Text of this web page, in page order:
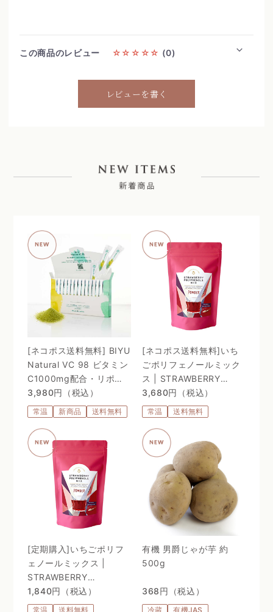
この商品のレビュー ☆☆☆☆☆ (0)
レビューを書く
[ネコポス送料無料] BIYU
Natural VC 98 ビタミン
C1000mg配合・リポゾ
ームＶＣ配合〜 24時間、
体温を感じるビタミン
C。98%植物由来のリポ
ソーム処方 〜
3,980円（税込）
常温 新商品 送料無料
[ネコポス送料無料]いち
ごポリフェノールミック
ス | STRAWBERRY
POLYPHENOLS MIX
3,680円（税込）
常温 送料無料
[定期購入]いちごポリフ
ェノールミックス |
STRAWBERRY
POLYPHENOLS MIX
1,840円（税込）
常温 送料無料
有機 男爵じゃが芋 約
500g
368円（税込）
冷蔵 有機JAS